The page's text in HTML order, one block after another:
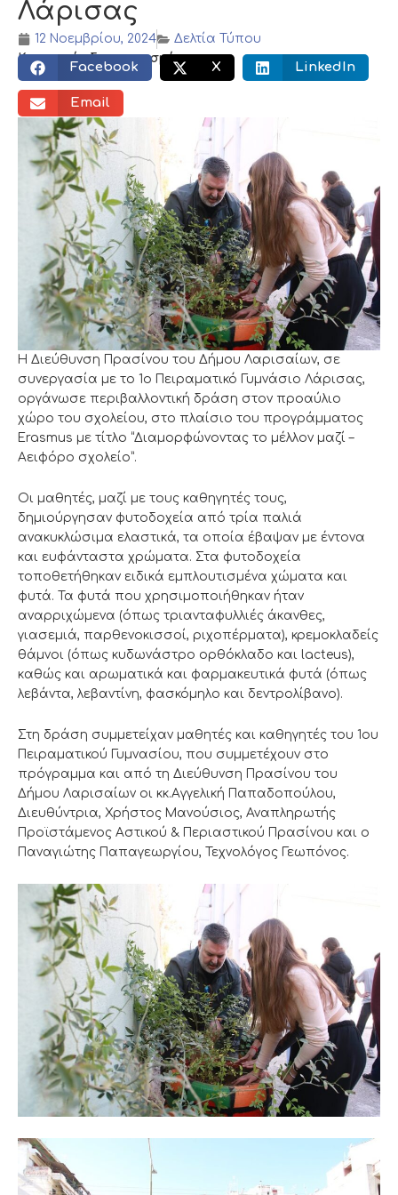
Λάρισας
12 Νοεμβρίου, 2024
Δελτία Τύπου
Κοινωνικός διαμοιρασμός:
Facebook X LinkedIn
Email
Η Διεύθυνση Πρασίνου του Δήμου Λαρισαίων, σε
συνεργασία με το 1ο Πειραματικό Γυμνάσιο Λάρισας,
οργάνωσε περιβαλλοντική δράση στον προαύλιο
χώρο του σχολείου, στο πλαίσιο του προγράμματος
Erasmus με τίτλο “Διαμορφώνοντας το μέλλον μαζί –
Αειφόρο σχολείο”.
Οι μαθητές, μαζί με τους καθηγητές τους,
δημιούργησαν φυτοδοχεία από τρία παλιά
ανακυκλώσιμα ελαστικά, τα οποία έβαψαν με έντονα
και ευφάνταστα χρώματα. Στα φυτοδοχεία
τοποθετήθηκαν ειδικά εμπλουτισμένα χώματα και
φυτά. Τα φυτά που χρησιμοποιήθηκαν ήταν
αναρριχώμενα (όπως τριανταφυλλιές άκανθες,
γιασεμιά, παρθενοκισσοί, ριχοπέρματα), κρεμοκλαδείς
θάμνοι (όπως κυδωνάστρο ορθόκλαδο και lacteus),
καθώς και αρωματικά και φαρμακευτικά φυτά (όπως
λεβάντα, λεβαντίνη, φασκόμηλο και δεντρολίβανο).
Στη δράση συμμετείχαν μαθητές και καθηγητές του 1ου
Πειραματικού Γυμνασίου, που συμμετέχουν στο
πρόγραμμα και από τη Διεύθυνση Πρασίνου του
Δήμου Λαρισαίων οι κκ.Αγγελική Παπαδοπούλου,
Διευθύντρια, Χρήστος Μανούσιος, Αναπληρωτής
Προϊστάμενος Αστικού & Περιαστικού Πρασίνου και ο
Παναγιώτης Παπαγεωργίου, Τεχνολόγος Γεωπόνος.